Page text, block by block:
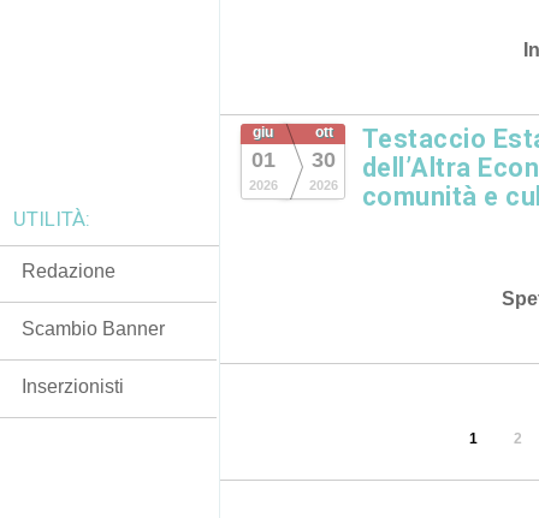
giu
01
2026
ott
30
2026
Testaccio
dell’Altra
comunità e
1 2
UTILITÀ:
Redazione
Scambio Banner
Inserzionisti